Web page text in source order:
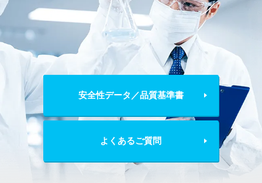
安全性データ／品質基準書
よくあるご質問